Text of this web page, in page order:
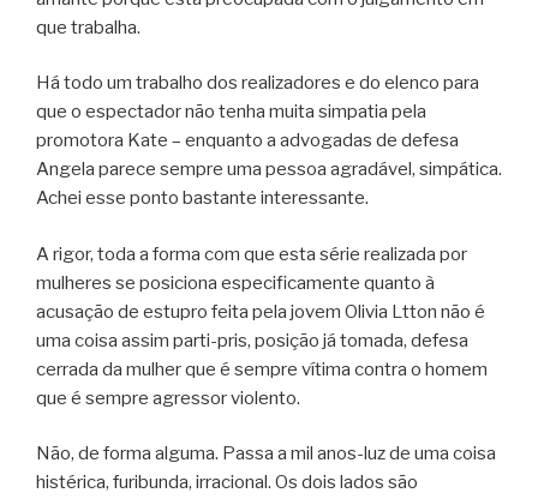
que trabalha.
Há todo um trabalho dos realizadores e do elenco para
que o espectador não tenha muita simpatia pela
promotora Kate – enquanto a advogadas de defesa
Angela parece sempre uma pessoa agradável, simpática.
Achei esse ponto bastante interessante.
A rigor, toda a forma com que esta série realizada por
mulheres se posiciona especificamente quanto à
acusação de estupro feita pela jovem Olivia Ltton não é
uma coisa assim parti-pris, posição já tomada, defesa
cerrada da mulher que é sempre vítima contra o homem
que é sempre agressor violento.
Não, de forma alguma. Passa a mil anos-luz de uma coisa
histérica, furibunda, irracional. Os dois lados são